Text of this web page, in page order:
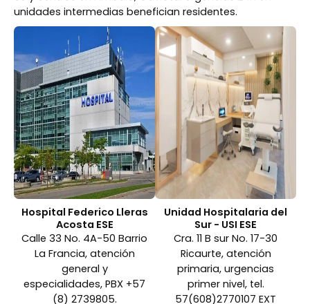
unidades intermedias benefician residentes.
Hospital Federico Lleras
Acosta ESE
Calle 33 No. 4A-50 Barrio
La Francia, atención
general y
especialidades, PBX +57
(8) 2739805.
Unidad Hospitalaria del
Sur - USI ESE
Cra. 11 B sur No. 17-30
Ricaurte, atención
primaria, urgencias
primer nivel, tel.
57(608)2770107 EXT